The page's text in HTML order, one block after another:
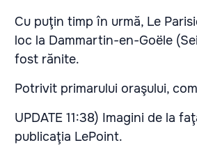
Cu puţin timp în urmă, Le
loc la Dammartin-en-Goële
fost rănite.
Potrivit primarului oraşului,
UPDATE 11:38) Imagini de la
publicaţia LePoint.